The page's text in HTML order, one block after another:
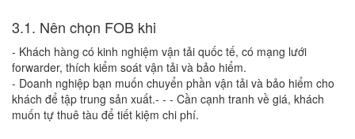
3.1. Nên chọn FOB khi
- Khách hàng có kinh nghiệm vận tải quốc tế, có mạng lưới
forwarder, thích kiểm soát vận tải và bảo hiểm.
- Doanh nghiệp bạn muốn chuyển phần vận tải và bảo hiểm cho
khách để tập trung sản xuất.- - - Cần cạnh tranh về giá, khách
muốn tự thuê tàu để tiết kiệm chi phí.